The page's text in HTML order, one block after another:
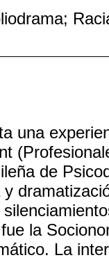
una
de
la
La